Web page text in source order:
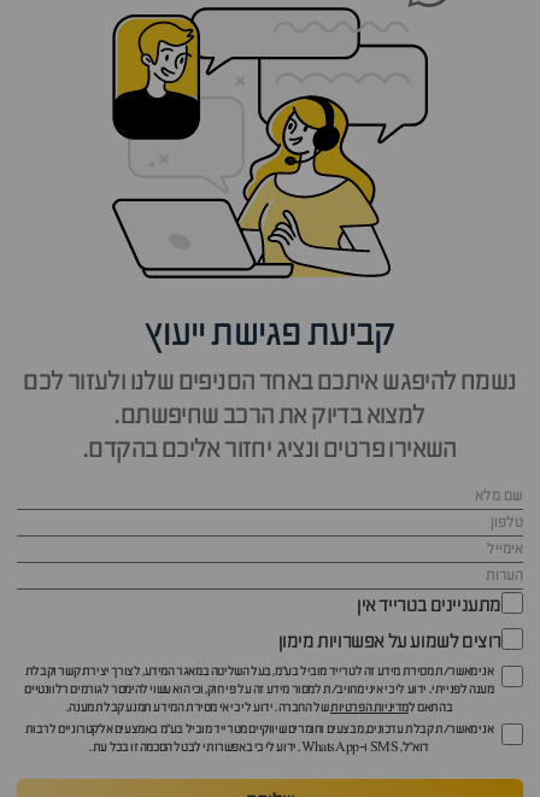
קביעת פגישת ייעוץ
נשמח להיפגש איתכם באחד הסניפים שלנו ולעזור לכם
למצוא בדיוק את הרכב שחיפשתם.
השאירו פרטים ונציג יחזור אליכם בהקדם.
מתעניינים בטרייד אין
רוצים לשמוע על אפשרויות מימון
אני מאשר/ת מסירת מידע זה לטרייד מוביל בע"מ, בעל השליטה במאגר המידע, לצורך יצירת קשר וקבלת
מענה לפנייתי. ידוע לי כי איני מחויב/ת למסור מידע זה על פי חוק, וכי הוא עשוי להימסר לגורמים רלוונטיים
בהתאם למדיניות הפרטיותשל החברה. ידוע לי כי אי מסירת המידע תמנע קבלת מענה.
אני מאשר/ת קבלת עדכונים, מבצעים וחומרים שיווקיים מטרייד מוביל בע"מ באמצעים אלקטרוניים לרבות
דוא״ל, SMS ו-WhatsApp. ידוע לי כי באפשרותי לבטל הסכמה זו בכל עת.